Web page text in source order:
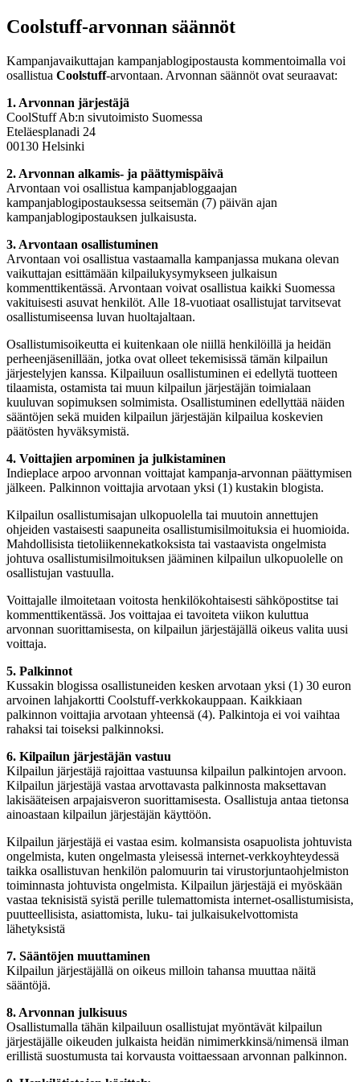
Coolstuff-arvonnan säännöt
Kampanjavaikuttajan kampanjablogipostausta kommentoimalla voi
osallistua Coolstuff-arvontaan. Arvonnan säännöt ovat seuraavat:
1. Arvonnan järjestäjä
CoolStuff Ab:n sivutoimisto Suomessa
Eteläesplanadi 24
00130 Helsinki
2. Arvonnan alkamis- ja päättymispäivä
Arvontaan voi osallistua kampanjabloggaajan
kampanjablogipostauksessa seitsemän (7) päivän ajan
kampanjablogipostauksen julkaisusta.
3. Arvontaan osallistuminen
Arvontaan voi osallistua vastaamalla kampanjassa mukana olevan
vaikuttajan esittämään kilpailukysymykseen julkaisun
kommenttikentässä. Arvontaan voivat osallistua kaikki Suomessa
vakituisesti asuvat henkilöt. Alle 18-vuotiaat osallistujat tarvitsevat
osallistumiseensa luvan huoltajaltaan.
Osallistumisoikeutta ei kuitenkaan ole niillä henkilöillä ja heidän
perheenjäsenillään, jotka ovat olleet tekemisissä tämän kilpailun
järjestelyjen kanssa. Kilpailuun osallistuminen ei edellytä tuotteen
tilaamista, ostamista tai muun kilpailun järjestäjän toimialaan
kuuluvan sopimuksen solmimista. Osallistuminen edellyttää näiden
sääntöjen sekä muiden kilpailun järjestäjän kilpailua koskevien
päätösten hyväksymistä.
4. Voittajien arpominen ja julkistaminen
Indieplace arpoo arvonnan voittajat kampanja-arvonnan päättymisen
jälkeen. Palkinnon voittajia arvotaan yksi (1) kustakin blogista.
Kilpailun osallistumisajan ulkopuolella tai muutoin annettujen
ohjeiden vastaisesti saapuneita osallistumisilmoituksia ei huomioida.
Mahdollisista tietoliikennekatkoksista tai vastaavista ongelmista
johtuva osallistumisilmoituksen jääminen kilpailun ulkopuolelle on
osallistujan vastuulla.
Voittajalle ilmoitetaan voitosta henkilökohtaisesti sähköpostitse tai
kommenttikentässä. Jos voittajaa ei tavoiteta viikon kuluttua
arvonnan suorittamisesta, on kilpailun järjestäjällä oikeus valita uusi
voittaja.
5. Palkinnot
Kussakin blogissa osallistuneiden kesken arvotaan yksi (1) 30 euron
arvoinen lahjakortti Coolstuff-verkkokauppaan. Kaikkiaan
palkinnon voittajia arvotaan yhteensä (4). Palkintoja ei voi vaihtaa
rahaksi tai toiseksi palkinnoksi.
6. Kilpailun järjestäjän vastuu
Kilpailun järjestäjä rajoittaa vastuunsa kilpailun palkintojen arvoon.
Kilpailun järjestäjä vastaa arvottavasta palkinnosta maksettavan
lakisääteisen arpajaisveron suorittamisesta. Osallistuja antaa tietonsa
ainoastaan kilpailun järjestäjän käyttöön.
Kilpailun järjestäjä ei vastaa esim. kolmansista osapuolista johtuvista
ongelmista, kuten ongelmasta yleisessä internet-verkkoyhteydessä
taikka osallistuvan henkilön palomuurin tai virustorjuntaohjelmiston
toiminnasta johtuvista ongelmista. Kilpailun järjestäjä ei myöskään
vastaa teknisistä syistä perille tulemattomista internet-osallistumisista,
puutteellisista, asiattomista, luku- tai julkaisukelvottomista
lähetyksistä
7. Sääntöjen muuttaminen
Kilpailun järjestäjällä on oikeus milloin tahansa muuttaa näitä
sääntöjä.
8. Arvonnan julkisuus
Osallistumalla tähän kilpailuun osallistujat myöntävät kilpailun
järjestäjälle oikeuden julkaista heidän nimimerkkinsä/nimensä ilman
erillistä suostumusta tai korvausta voittaessaan arvonnan palkinnon.